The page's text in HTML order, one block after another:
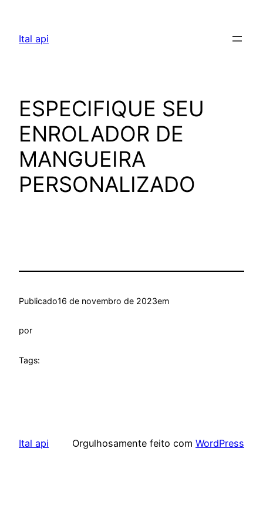
Ital api
ESPECIFIQUE SEU
ENROLADOR DE
MANGUEIRA
PERSONALIZADO
Publicado16 de novembro de 2023em
por
Tags:
Ital api Orgulhosamente feito com WordPress